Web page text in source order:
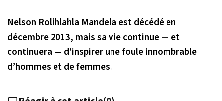
Nelson Rolihlahla Mandela est décédé en
décembre 2013, mais sa vie continue — et
continuera — d’inspirer une foule innombrable
d’hommes et de femmes.